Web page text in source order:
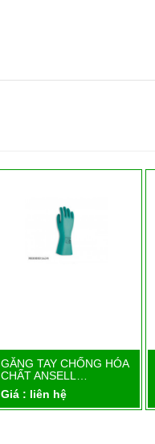
Chi tiết
GĂNG TAY CHỐNG HÓA
CHẤT ANSELL…
Giá : liên hệ